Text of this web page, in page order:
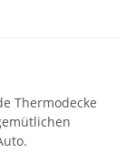
Thermodecke